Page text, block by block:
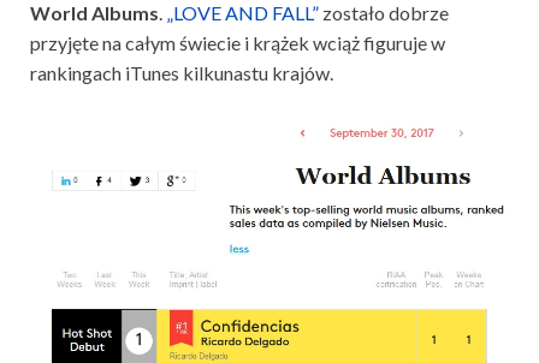
World Albums. „LOVE AND FALL” zostało dobrze
przyjęte na całym świecie i krążek wciąż figuruje w
rankingach iTunes kilkunastu krajów.